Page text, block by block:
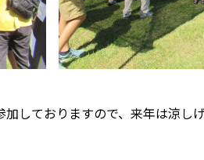
しておりますので、来年は涼し